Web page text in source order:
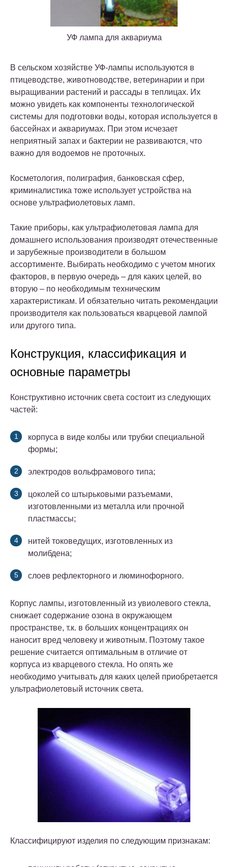
УФ лампа для аквариума
В сельском хозяйстве УФ-лампы используются в
птицеводстве, животноводстве, ветеринарии и при
выращивании растений и рассады в теплицах. Их
можно увидеть как компоненты технологической
системы для подготовки воды, которая используется в
бассейнах и аквариумах. При этом исчезает
неприятный запах и бактерии не развиваются, что
важно для водоемов не проточных.
Косметология, полиграфия, банковская сфер,
криминалистика тоже использует устройства на
основе ультрафиолетовых ламп.
Такие приборы, как ультрафиолетовая лампа для
домашнего использования производят отечественные
и зарубежные производители в большом
ассортименте. Выбирать необходимо с учетом многих
факторов, в первую очередь – для каких целей, во
вторую – по необходимым техническим
характеристикам. И обязательно читать рекомендации
производителя как пользоваться кварцевой лампой
или другого типа.
Конструкция, классификация и
основные параметры
Конструктивно источник света состоит из следующих
частей:
корпуса в виде колбы или трубки специальной
формы;
электродов вольфрамового типа;
цоколей со штырьковыми разъемами,
изготовленными из металла или прочной
пластмассы;
нитей токоведущих, изготовленных из
молибдена;
слоев рефлекторного и люминофорного.
Корпус лампы, изготовленный из увиолевого стекла,
снижает содержание озона в окружающем
пространстве, т.к. в больших концентрациях он
наносит вред человеку и животным. Поэтому такое
решение считается оптимальным в отличие от
корпуса из кварцевого стекла. Но опять же
необходимо учитывать для каких целей приобретается
ультрафиолетовый источник света.
Классифицируют изделия по следующим признакам: